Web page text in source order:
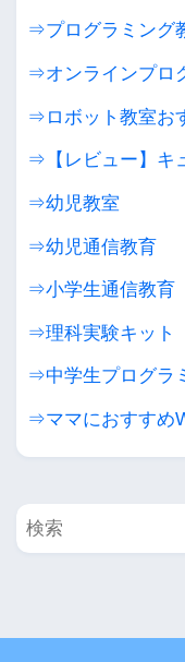
⇒プログラミング
⇒オンラインプロ
⇒ロボット教室お
⇒【レビュー】キ
⇒幼児教室
⇒幼児通信教育
⇒小学生通信教育
⇒理科実験キット
⇒中学生プログラ
⇒ママにおすすめ